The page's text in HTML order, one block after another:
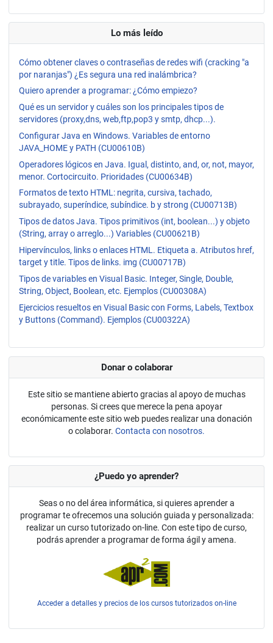
Lo más leído
Cómo obtener claves o contraseñas de redes wifi (cracking "a
por naranjas") ¿Es segura una red inalámbrica?
Quiero aprender a programar: ¿Cómo empiezo?
Qué es un servidor y cuáles son los principales tipos de
servidores (proxy,dns, web,ftp,pop3 y smtp, dhcp...).
Configurar Java en Windows. Variables de entorno
JAVA_HOME y PATH (CU00610B)
Operadores lógicos en Java. Igual, distinto, and, or, not, mayor,
menor. Cortocircuito. Prioridades (CU00634B)
Formatos de texto HTML: negrita, cursiva, tachado,
subrayado, superíndice, subíndice. b y strong (CU00713B)
Tipos de datos Java. Tipos primitivos (int, boolean...) y objeto
(String, array o arreglo...) Variables (CU00621B)
Hipervínculos, links o enlaces HTML. Etiqueta a. Atributos href,
target y title. Tipos de links. img (CU00717B)
Tipos de variables en Visual Basic. Integer, Single, Double,
String, Object, Boolean, etc. Ejemplos (CU00308A)
Ejercicios resueltos en Visual Basic con Forms, Labels, Textbox
y Buttons (Command). Ejemplos (CU00322A)
Donar o colaborar
Este sitio se mantiene abierto gracias al apoyo de muchas
personas. Si crees que merece la pena apoyar
económicamente este sitio web puedes realizar una donación
o colaborar. Contacta con nosotros.
¿Puedo yo aprender?
Seas o no del área informática, si quieres aprender a
programar te ofrecemos una solución guiada y personalizada:
realizar un curso tutorizado on-line. Con este tipo de curso,
podrás aprender a programar de forma ágil y amena.
Acceder a detalles y precios de los cursos tutorizados on-line